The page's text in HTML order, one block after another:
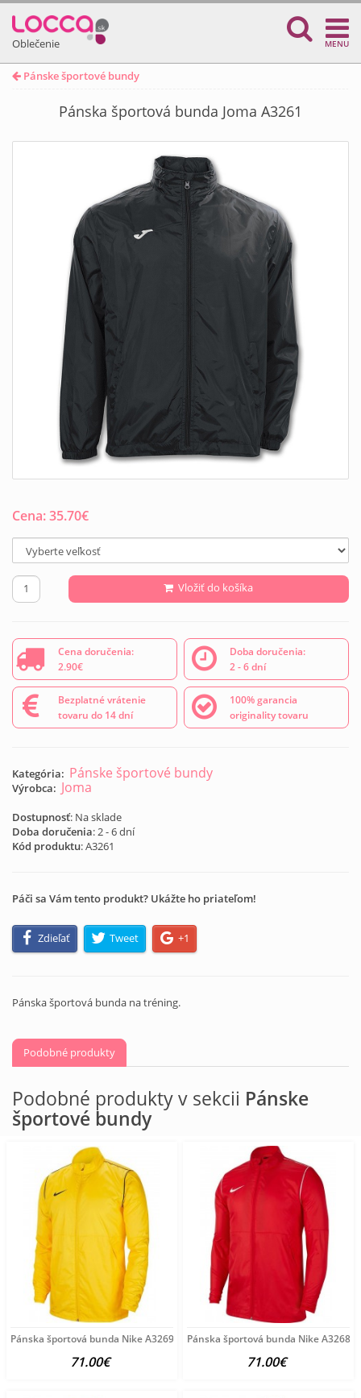
Oblečenie MENU
Pánske športové bundy
Pánska športová bunda Joma A3261
Cena:35.70€
Vložiť do košíka
Cena doručenia:
2.90€
Doba doručenia:
2 - 6 dní
Bezplatné vrátenie
tovaru do 14 dní
100% garancia
originality tovaru
Kategória: Pánske športové bundy
Výrobca: Joma
Dostupnosť: Na sklade
Doba doručenia: 2 - 6 dní
Kód produktu:A3261
Páči sa Vám tento produkt? Ukážte ho priateľom!
Zdieľať Tweet +1
Pánska športová bunda na tréning.
Podobné produkty
Podobné produkty v sekcii Pánske
športové bundy
Pánska športová bunda Nike A3269
71.00€
Pánska športová bunda Nike A3268
71.00€